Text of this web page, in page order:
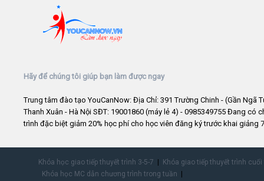
Hãy để chúng tôi giúp bạn làm được ngay
Trung tâm đào tạo YouCanNow: Địa Chỉ: 391 Trường Chinh - (Gần Ngã
Thanh Xuân - Hà Nội SĐT: 19001860 (máy lẻ 4) - 0985349755 Đang có
trình đặc biệt giảm 20% học phí cho học viên đăng ký trước khai giảng
Khóa học giao tiếp thuyết trình 3-5-7
Khóa giao tiếp thuyết trình
Khóa học MC dẫn chương trình trong tuần